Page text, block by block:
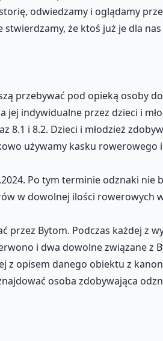
odwiedzamy i oglądamy
że ktoś już je dla nas
przebywać pod opieką osoby
indywidualne przez dzieci i
8.1 i 8.2. Dzieci i młodzież
używamy kasku
Po tym terminie odznaki nie
w dowolnej ilości rowerowych
Bytom. Podczas każdej z
i dwa dowolne związane z
opisem danego obiektu z
osoba zdobywająca